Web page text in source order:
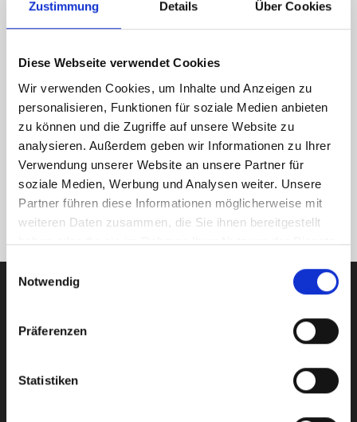
Zustimmung Details Über Cookies
Diese Webseite verwendet Cookies
Wir verwenden Cookies, um Inhalte und Anzeigen zu
personalisieren, Funktionen für soziale Medien anbieten
zu können und die Zugriffe auf unsere Website zu
analysieren. Außerdem geben wir Informationen zu Ihrer
Verwendung unserer Website an unsere Partner für
soziale Medien, Werbung und Analysen weiter. Unsere
Partner führen diese Informationen möglicherweise mit
weiteren Daten zusammen, die Sie ihnen bereitgestellt
haben oder die sie im Rahmen Ihrer Nutzung der Dienste
Einwilligungsauswahl
Notwendig
Präferenzen
Statistiken
Start your investment journey
Sign up today and you will be contacted by